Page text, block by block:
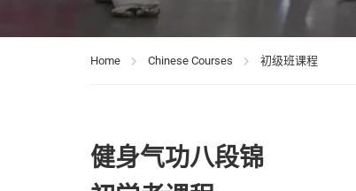
Home Chinese Courses 初级班课程
健身气功八段锦